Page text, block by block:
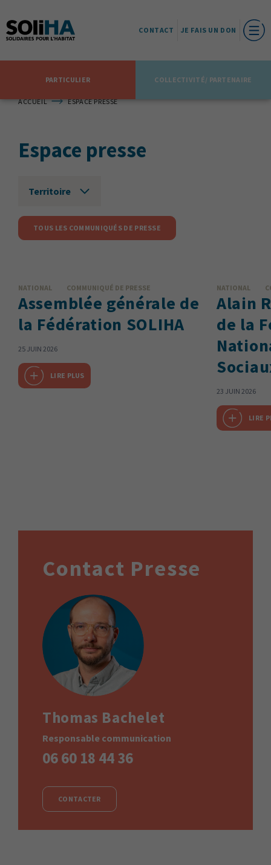
CONTACT JE FAIS UN DON
PARTICULIER COLLECTIVITÉ/ PARTENAIRE
ACCUEIL ESPACE PRESSE
Espace presse
Territoire
TOUS LES COMMUNIQUÉS DE PRESSE
NATIONAL COMMUNIQUÉ DE PRESSE
Assemblée générale de
la Fédération SOLIHA
25 JUIN 2026
LIRE PLUS
NATIONAL
Alain
de la
23 JUIN 2026
LIRE
Contact Presse
Thomas Bachelet
Responsable communication
06 60 18 44 36
CONTACTER